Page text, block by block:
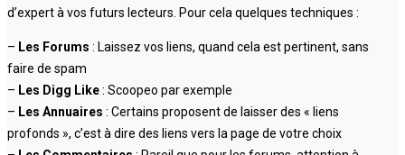
d’expert à vos futurs lecteurs. Pour cela quelques techniques :
– Les Forums : Laissez vos liens, quand cela est pertinent, sans
faire de spam
– Les Digg Like: Scoopeo par exemple
– Les Annuaires : Certains proposent de laisser des « liens
profonds », c’est à dire des liens vers la page de votre choix